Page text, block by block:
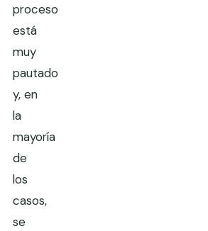
proceso
está
muy
pautado
y, en
la
mayoría
de
los
casos,
se